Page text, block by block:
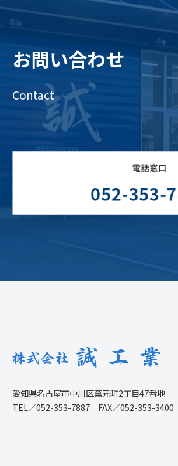
お問い合わせ
Contact
愛知県名古屋市中川区蔦元町2丁目47番地
TEL／052-353-7887 FAX／052-353-